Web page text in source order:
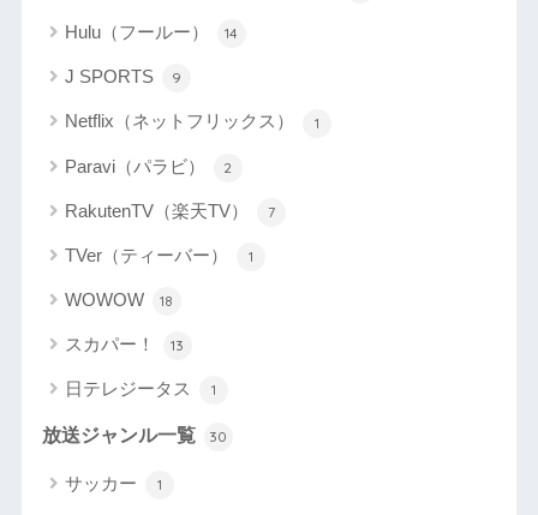
Hulu（フールー） 14
J SPORTS 9
Netflix（ネットフリックス） 1
Paravi（パラビ） 2
RakutenTV（楽天TV） 7
TVer（ティーバー） 1
WOWOW 18
スカパー！ 13
日テレジータス 1
放送ジャンル一覧 30
サッカー 1